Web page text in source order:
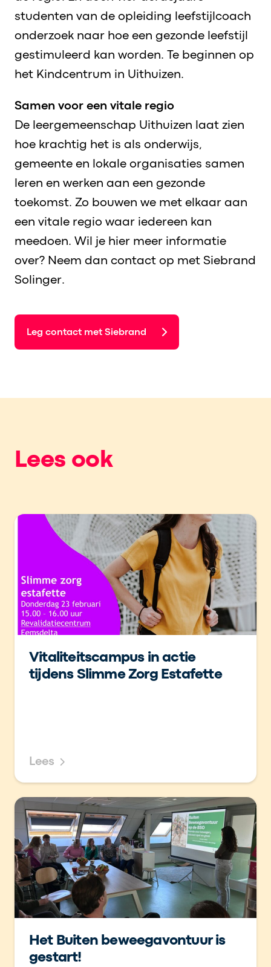
studenten van de opleiding leefstijlcoach
onderzoek naar hoe een gezonde leefstijl
gestimuleerd kan worden. Te beginnen op
het Kindcentrum in Uithuizen.
Samen voor een vitale regio
De leergemeenschap Uithuizen laat zien
hoe krachtig het is als onderwijs,
gemeente en lokale organisaties samen
leren en werken aan een gezonde
toekomst. Zo bouwen we met elkaar aan
een vitale regio waar iedereen kan
meedoen. Wil je hier meer informatie
over? Neem dan contact op met Siebrand
Solinger.
Leg contact met Siebrand
Lees ook
Vitaliteitscampus in actie
tijdens Slimme Zorg Estafette
Lees
Het Buiten beweegavontuur is
gestart!